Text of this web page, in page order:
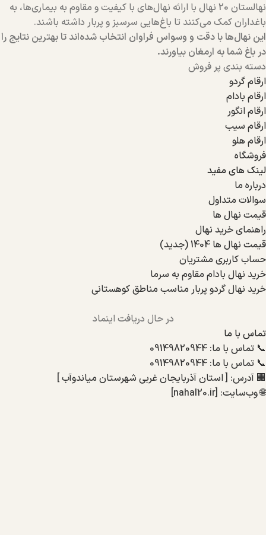
نهالستان 20 نهال با ارائه نهال‌های با کیفیت و مقاوم به بیماری‌ها، به
باغداران کمک می‌کنند تا باغ‌هایی سرسبز و پربار داشته باشند.
این نهال‌ها با دقت و وسواس فراوان انتخاب شده‌اند تا بهترین نتایج را
در باغ شما به ارمغان بیاورند.
دسته بندی پر فروش
ارقام گردو
ارقام بادام
ارقام انگور
ارقام سیب
ارقام هلو
فروشگاه
لینک های مفید
درباره ما
سوالات متداول
قیمت نهال ها
راهنمای خرید نهال
قیمت نهال ها 1404 (جدید)
حساب کاربری مشتریان
خرید نهال بادام مقاوم به سرما
خرید نهال گردو پربار مناسب مناطق کوهستانی
در حال دریافت اینماد
تماس با ما
📞 تماس با ما: 09149820944
📞 تماس با ما: 09149820944
🏢 آدرس: [ استان آذربایجان غربی شهرستان میاندوآب ]
🌐 وب‌سایت: [nahal20.ir]